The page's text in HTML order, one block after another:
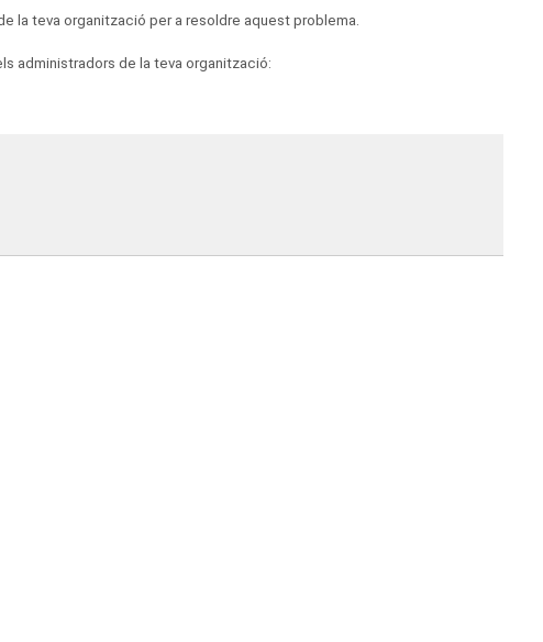
la teva organització per a resoldre aquest problema.
administradors de la teva organització: